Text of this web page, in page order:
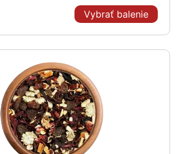
Vybrať balenie